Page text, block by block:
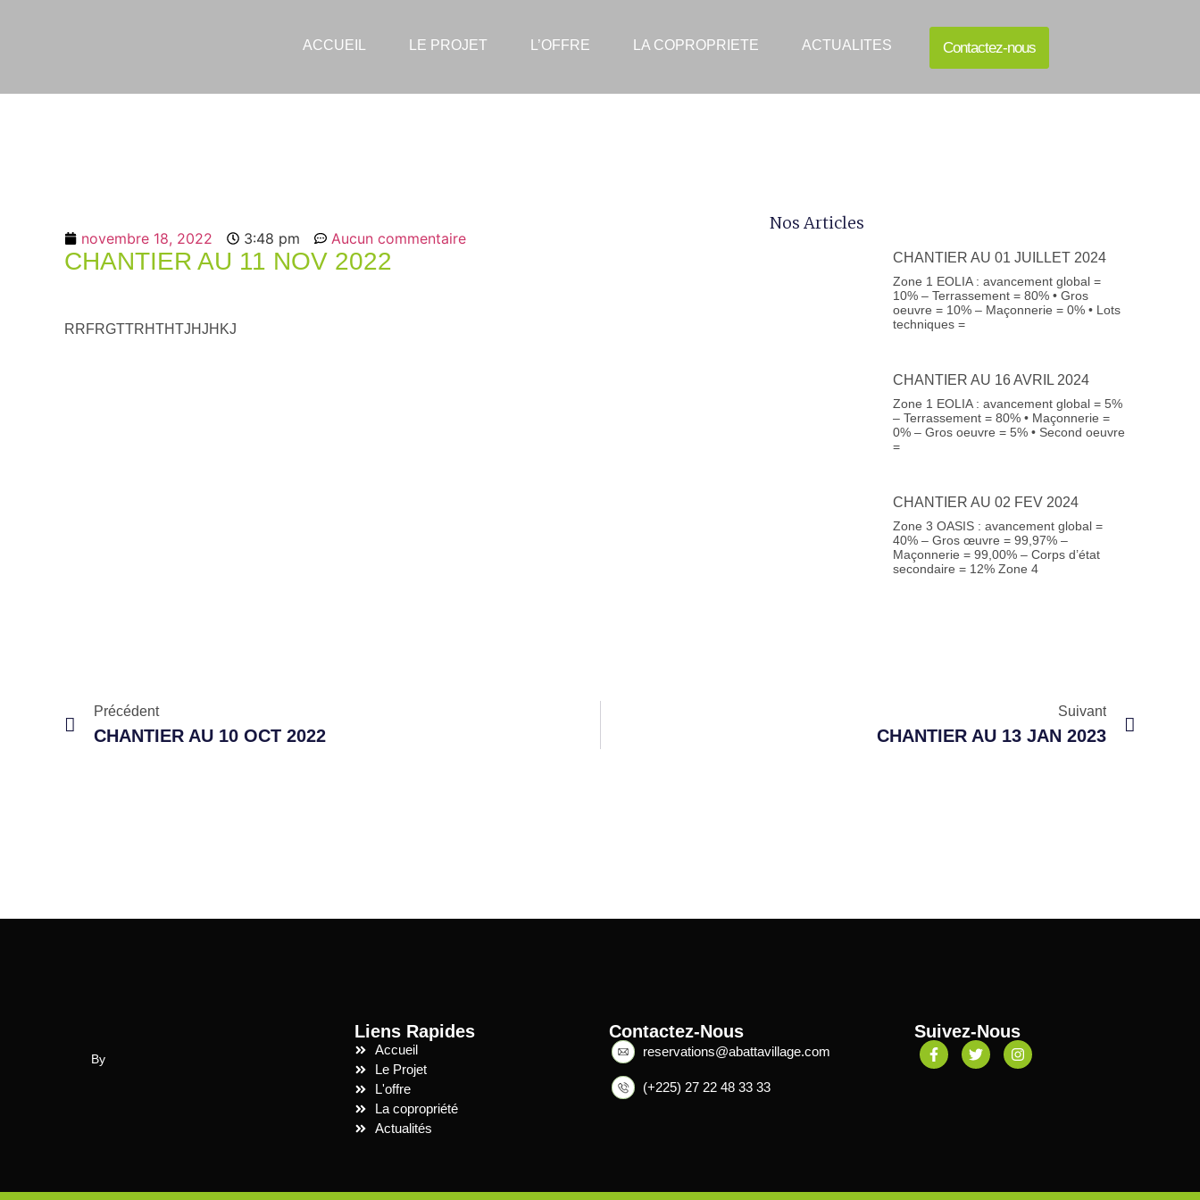
ACCUEIL LE PROJET L’OFFRE LA COPROPRIETE ACTUALITES Contactez-nous
novembre 18, 2022 3:48 pm Aucun commentaire
CHANTIER AU 11 NOV 2022
RRFRGTTRHTHTJHJHKJ
Nos Articles
CHANTIER AU 01 JUILLET 2024
Zone 1 EOLIA : avancement global =
10% – Terrassement = 80% • Gros
oeuvre = 10% – Maçonnerie = 0% • Lots
techniques =
CHANTIER AU 16 AVRIL 2024
Zone 1 EOLIA : avancement global = 5%
– Terrassement = 80% • Maçonnerie =
0% – Gros oeuvre = 5% • Second oeuvre
=
CHANTIER AU 02 FEV 2024
Zone 3 OASIS : avancement global =
40% – Gros œuvre = 99,97% –
Maçonnerie = 99,00% – Corps d’état
secondaire = 12% Zone 4
Précédent
CHANTIER AU 10 OCT 2022
Suivant
CHANTIER AU 13 JAN 2023
By
Liens Rapides
Accueil
Le Projet
L'offre
La copropriété
Actualités
Contactez-Nous
reservations@abattavillage.com
(+225) 27 22 48 33 33
Suivez-Nous